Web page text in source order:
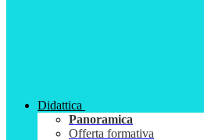
Didattica
Panoramica
Offerta formativa